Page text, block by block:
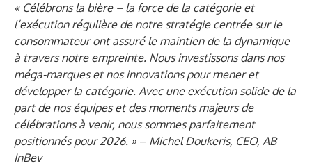
« Célébrons la bière – la force de la catégorie et
l’exécution régulière de notre stratégie centrée sur le
consommateur ont assuré le maintien de la dynamique
à travers notre empreinte. Nous investissons dans nos
méga-marques et nos innovations pour mener et
développer la catégorie. Avec une exécution solide de la
part de nos équipes et des moments majeurs de
célébrations à venir, nous sommes parfaitement
positionnés pour 2026. » – Michel Doukeris, CEO, AB
InBev